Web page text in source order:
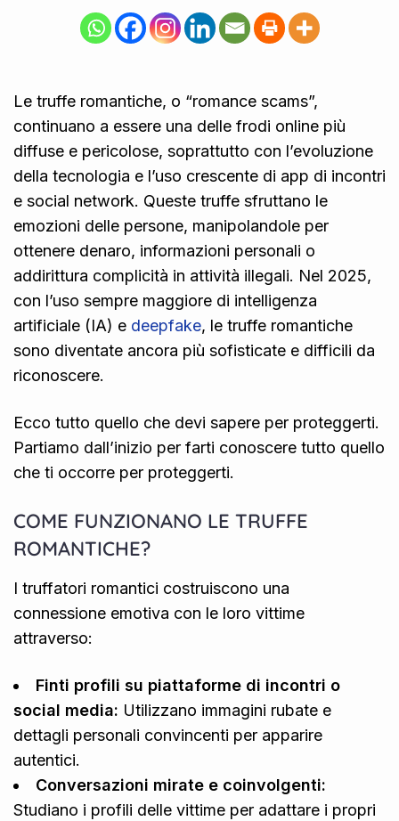
Le truffe romantiche, o “romance scams”,
continuano a essere una delle frodi online più
diffuse e pericolose, soprattutto con l’evoluzione
della tecnologia e l’uso crescente di app di incontri
e social network. Queste truffe sfruttano le
emozioni delle persone, manipolandole per
ottenere denaro, informazioni personali o
addirittura complicità in attività illegali. Nel 2025,
con l’uso sempre maggiore di intelligenza
artificiale (IA) e deepfake, le truffe romantiche
sono diventate ancora più sofisticate e difficili da
riconoscere.
Ecco tutto quello che devi sapere per proteggerti.
Partiamo dall’inizio per farti conoscere tutto quello
che ti occorre per proteggerti.
COME FUNZIONANO LE TRUFFE
ROMANTICHE?
I truffatori romantici costruiscono una
connessione emotiva con le loro vittime
attraverso:
Finti profili su piattaforme di incontri o
social media: Utilizzano immagini rubate e
dettagli personali convincenti per apparire
autentici.
Conversazioni mirate e coinvolgenti:
Studiano i profili delle vittime per adattare i propri